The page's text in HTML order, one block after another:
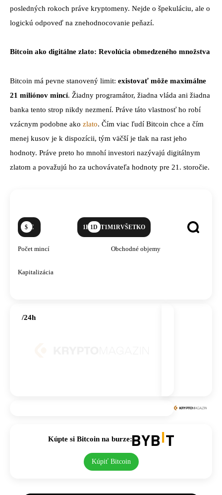
posledných rokoch práve kryptomeny. Nejde o špekuláciu, ale o
logickú odpoveď na znehodnocovanie peňazí.
Bitcoin ako digitálne zlato: Revolúcia obmedzeného množstva
Bitcoin má pevne stanovený limit: existovať môže maximálne
21 miliónov mincí. Žiadny programátor, žiadna vláda ani žiadna
banka tento strop nikdy nezmení. Práve táto vlastnosť ho robí
vzácnym podobne ako zlato. Čím viac ľudí Bitcoin chce a čím
menej kusov je k dispozícii, tým väčší je tlak na rast jeho
hodnoty. Práve preto ho mnohí investori nazývajú digitálnym
zlatom a považujú ho za uchovávateľa hodnoty pre 21. storočie.
$ € 1H 1D 1T1M1RVŠETKO
zobraziť
vyhľadávanie
Počet mincí Obchodné objemy
Kapitalizácia
/24h
Kúpte si Bitcoin na burze:
Kúpiť Bitcoin